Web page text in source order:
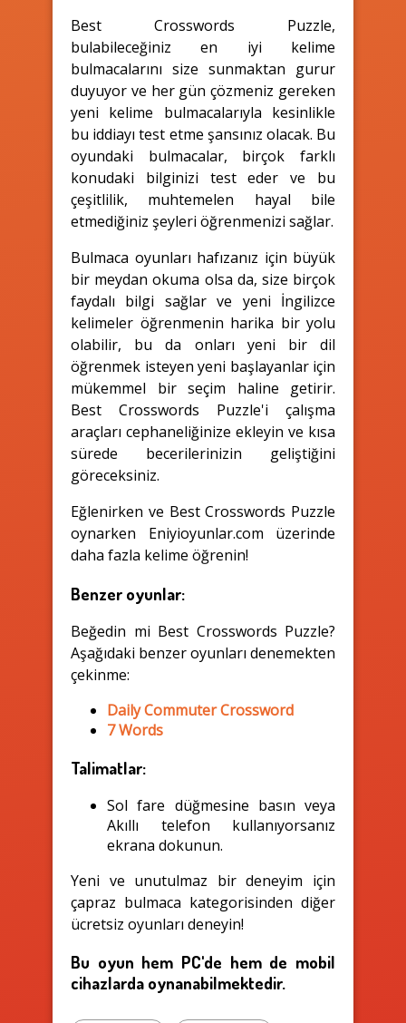
Best Crosswords Puzzle,
bulabileceğiniz en iyi kelime
bulmacalarını size sunmaktan gurur
duyuyor ve her gün çözmeniz gereken
yeni kelime bulmacalarıyla kesinlikle
bu iddiayı test etme şansınız olacak. Bu
oyundaki bulmacalar, birçok farklı
konudaki bilginizi test eder ve bu
çeşitlilik, muhtemelen hayal bile
etmediğiniz şeyleri öğrenmenizi sağlar.
Bulmaca oyunları hafızanız için büyük
bir meydan okuma olsa da, size birçok
faydalı bilgi sağlar ve yeni İngilizce
kelimeler öğrenmenin harika bir yolu
olabilir, bu da onları yeni bir dil
öğrenmek isteyen yeni başlayanlar için
mükemmel bir seçim haline getirir.
Best Crosswords Puzzle'i çalışma
araçları cephaneliğinize ekleyin ve kısa
sürede becerilerinizin geliştiğini
göreceksiniz.
Eğlenirken ve Best Crosswords Puzzle
oynarken Eniyioyunlar.com üzerinde
daha fazla kelime öğrenin!
Benzer oyunlar:
Beğedin mi Best Crosswords Puzzle?
Aşağıdaki benzer oyunları denemekten
çekinme:
Daily Commuter Crossword
7 Words
Talimatlar:
Sol fare düğmesine basın veya
Akıllı telefon kullanıyorsanız
ekrana dokunun.
Yeni ve unutulmaz bir deneyim için
çapraz bulmaca kategorisinden diğer
ücretsiz oyunları deneyin!
Bu oyun hem PC'de hem de mobil
cihazlarda oynanabilmektedir.